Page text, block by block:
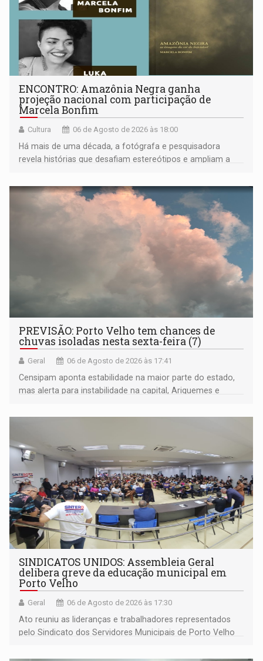
ENCONTRO: Amazônia Negra ganha
projeção nacional com participação de
Marcela Bonfim
Cultura 06 de Agosto de 2026 às 18:00
Há mais de uma década, a fotógrafa e pesquisadora
revela histórias que desafiam estereótipos e ampliam a
negras
PREVISÃO: Porto Velho tem chances de
chuvas isoladas nesta sexta-feira (7)
Geral 06 de Agosto de 2026 às 17:41
Censipam aponta estabilidade na maior parte do estado,
mas alerta para instabilidade na capital, Ariquemes e
SINDICATOS UNIDOS: Assembleia Geral
delibera greve da educação municipal em
Porto Velho
Geral 06 de Agosto de 2026 às 17:30
Ato reuniu as lideranças e trabalhadores representados
pelo Sindicato dos Servidores Municipais de Porto Velho